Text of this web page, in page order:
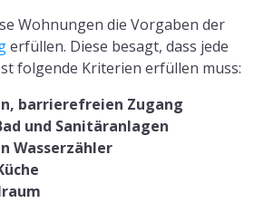
Wohnungen die Vorgaben der
erfüllen. Diese besagt, dass jede
folgende Kriterien erfüllen muss:
barrierefreien Zugang
und Sanitäranlagen
Wasserzähler